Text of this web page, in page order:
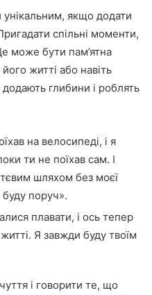
якщо додати
спільні моменти,
може бути пам’ятна
житті або навіть
глибини і роблять
на велосипеді, і я
ти не поїхав сам. І
шляхом без моєї
поруч».
плавати, і ось тепер
Я завжди буду твоїм
і говорити те, що